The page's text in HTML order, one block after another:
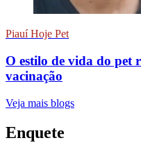
Piauí Hoje Pet
O estilo de vida do pet
vacinação
Veja mais blogs
Enquete